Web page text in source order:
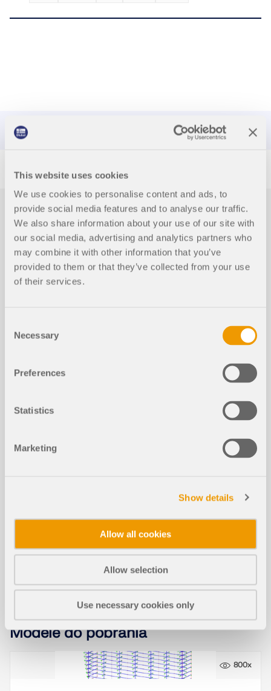
This website uses cookies
We use cookies to personalise content and ads, to
provide social media features and to analyse our traffic.
We also share information about your use of our site with
our social media, advertising and analytics partners who
may combine it with other information that you’ve
provided to them or that they’ve collected from your use
of their services.
Selection
Necessary
Preferences
Statistics
Marketing
Show details
Allow all cookies
Allow selection
Use necessary cookies only
Filmy wideo
PK 001233 | Silk Road International Exhibition
Trwanie:00:00:10 min
Modele do pobrania
800x